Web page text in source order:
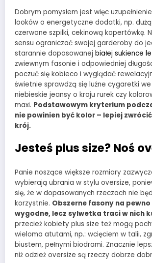
Dobrym pomysłem jest więc
looków o energetyczne dodatki, np.
czerwone szpilki, cekinową kopertówkę.
sensu ograniczać swojej garderoby do
starannie dopasowanej białej sukience
zwiewnym fasonie i odpowiedniej
poczuć się kobieco i wyglądać
świetnie sprawdzą się luźne cygaretki
niebieskie jeansy o kroju rurek czy
maxi. Podstawowym kryterium
nie powinien być kolor – lepiej
krój.
Jesteś plus size? Noś
Panie noszące większe rozmiary
wybierają ubrania w stylu oversize,
się, że w dopasowanych rzeczach nie
korzystnie. Obszerne fasony na
wygodne, lecz sylwetka traci w nich
przecież kobiety plus size też mogą
wieloma atutami, np.: wcięciem w talii,
biustem, pełnymi biodrami. Znacznie
niż odzież oversize są rzeczy dobrze